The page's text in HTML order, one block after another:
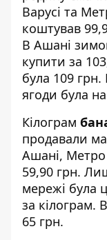
Варусі та
коштував
В Ашані
купити за
була 109 грн.
ягоди була
Кілограм
продавали
Ашані, Метро
59,90 грн.
мережі була
за кілограм.
65 грн.